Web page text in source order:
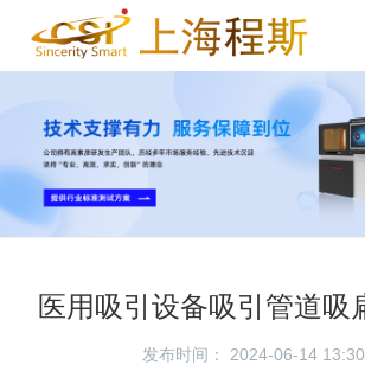
医用吸引设备吸引管道吸
发布时间： 2024-06-14